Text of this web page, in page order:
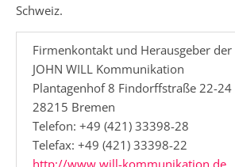
Schweiz.
Firmenkontakt und Herausgeber der
JOHN WILL Kommunikation
Plantagenhof 8 Findorffstraße 22-24
28215 Bremen
Telefon: +49 (421) 33398-28
Telefax: +49 (421) 33398-22
http://www.will-kommunikation.de